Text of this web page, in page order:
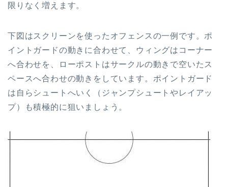
限りなく増えます。
下図はスクリーンを使ったオフェンスの一例です。ポ
イントガードの動きに合わせて、ウィングはコーナー
へ合わせを、ローポストはサークルの動きで空いたス
ペースへ合わせの動きをしています。ポイントガード
は自らシュートへいく（ジャンプシュートやレイアッ
プ）も積極的に狙いましょう。